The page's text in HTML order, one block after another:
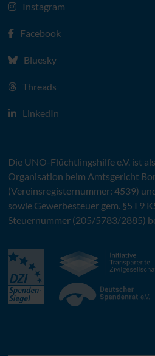
Instagram
Facebook
Bluesky
Threads
LinkedIn
Die UNO-Flüchtlingshilfe e.V.ist
Organisation beim Amtsgericht
(Vereinsregisternummer: 4539)
sowie Gewerbesteuer gem. §5 I 9
Steuernummer (205/5783/2885)